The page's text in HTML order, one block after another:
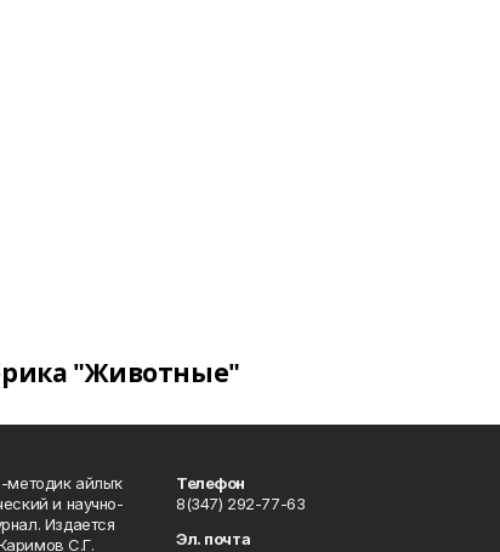
"Животные"
айлыҡ
и научно-
Издается
С.Г.
Телефон
8(347) 292-77-63
Эл. почта